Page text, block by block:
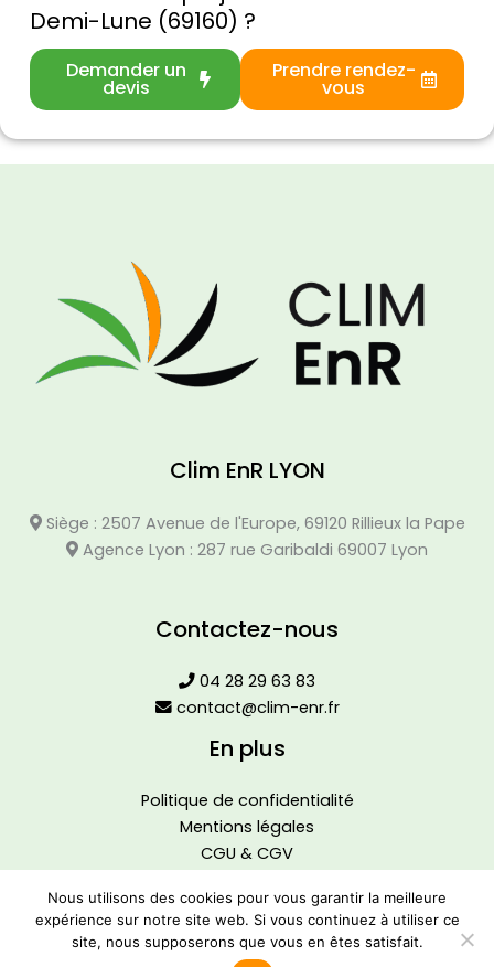
Demi-Lune (69160) ?
Demander un
devis
Prendre rendez-
vous
Clim EnR LYON
Siège : 2507 Avenue de l'Europe, 69120 Rillieux la Pape
Agence Lyon : 287 rue Garibaldi 69007 Lyon
Contactez-nous
04 28 29 63 83
contact@clim-enr.fr
En plus
Politique de confidentialité
Mentions légales
CGU & CGV
Nous utilisons des cookies pour vous garantir la meilleure
expérience sur notre site web. Si vous continuez à utiliser ce
site, nous supposerons que vous en êtes satisfait.